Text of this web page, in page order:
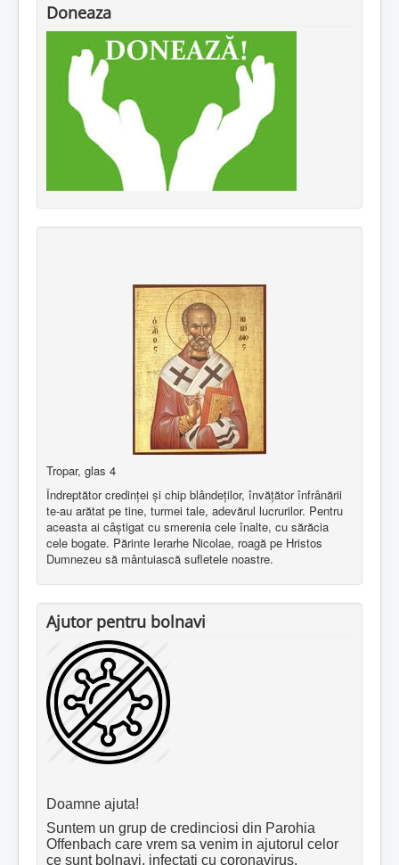
Doneaza
Tropar, glas 4
Îndreptător credinţei şi chip blândeţilor, învăţător înfrânării
te-au arătat pe tine, turmei tale, adevărul lucrurilor. Pentru
aceasta ai câştigat cu smerenia cele înalte, cu sărăcia
cele bogate. Părinte Ierarhe Nicolae, roagă pe Hristos
Dumnezeu să mântuiască sufletele noastre.
Ajutor pentru bolnavi
Doamne ajuta!
Suntem un grup de credinciosi din Parohia
Offenbach care vrem sa venim in ajutorul celor
ce sunt bolnavi, infectati cu coronavirus.